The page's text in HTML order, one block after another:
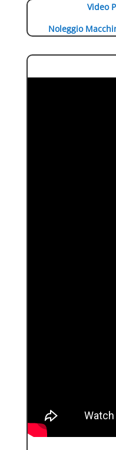
Video
Noleggio